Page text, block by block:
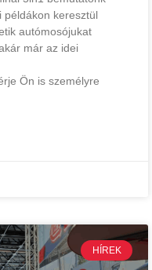
példákon keresztül
autómosójukat
már az idei
Ön is személyre
HÍREK